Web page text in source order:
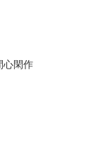
閑作